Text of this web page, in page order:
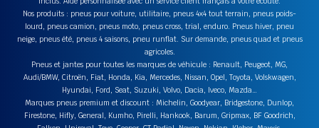
Nos produits : pneus pour voiture, utilitaire, pneus 4x4 tout terrain, pneus poids-
lourd, pneus camion, pneus moto, pneus cross, trial, enduro. Pneus hiver, pneu
neige, pneus été, pneus 4 saisons, pneu runflat. Sur demande, pneus quad et pneus
agricoles.
Pneus et jantes pour toutes les marques de véhicule : Renault, Peugeot, MG,
Audi/BMW, Citroën, Fiat, Honda, Kia, Mercedes, Nissan, Opel, Toyota, Volskwagen,
Hyundai, Ford, Seat, Suzuki, Volvo, Dacia, Iveco, Mazda…
Marques pneus premium et discount : Michelin, Goodyear, Bridgestone, Dunlop,
Firestone, Hifly, General, Kumho, Pirelli, Hankook, Barum, Gripmax, BF Goodrich,